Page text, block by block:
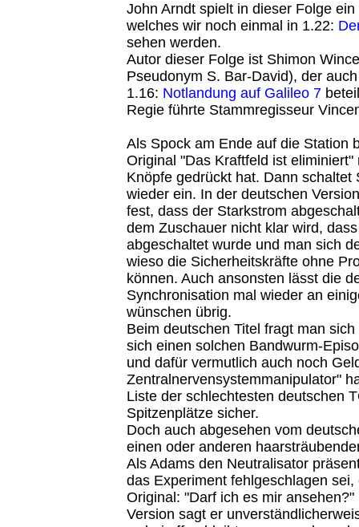
John Arndt spielt in dieser Folge
welches wir noch einmal in 1.22:
sehen werden.
Autor dieser Folge ist Shimon
Pseudonym S. Bar-David), der
1.16: Notlandung auf Galileo 7
Regie führte Stammregisseur
Als Spock am Ende auf die Station
Original "Das Kraftfeld ist eliminiert"
Knöpfe gedrückt hat. Dann schaltet
wieder ein. In der deutschen
fest, dass der Starkstrom
dem Zuschauer nicht klar wird,
abgeschaltet wurde und man sich
wieso die Sicherheitskräfte ohne
können. Auch ansonsten lässt die
Synchronisation mal wieder an
wünschen übrig.
Beim deutschen Titel fragt man
sich einen solchen Bandwurm-
und dafür vermutlich auch noch
Zentralnervensystemmanipulator"
Liste der schlechtesten deutschen
Spitzenplätze sicher.
Doch auch abgesehen vom
einen oder anderen
Als Adams den Neutralisator
das Experiment fehlgeschlagen sei,
Original: "Darf ich es mir
Version sagt er